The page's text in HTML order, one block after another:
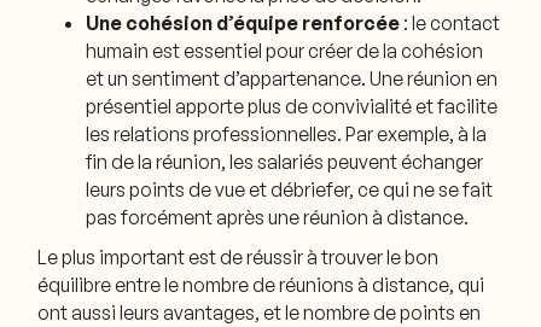
Une cohésion d’équipe renforcée : le contact
humain est essentiel pour créer de la cohésion
et un sentiment d’appartenance. Une réunion en
présentiel apporte plus de convivialité et facilite
les relations professionnelles. Par exemple, à la
fin de la réunion, les salariés peuvent échanger
leurs points de vue et débriefer, ce qui ne se fait
pas forcément après une réunion à distance.
Le plus important est de réussir à trouver le bon
équilibre entre le nombre de réunions à distance, qui
ont aussi leurs avantages, et le nombre de points en